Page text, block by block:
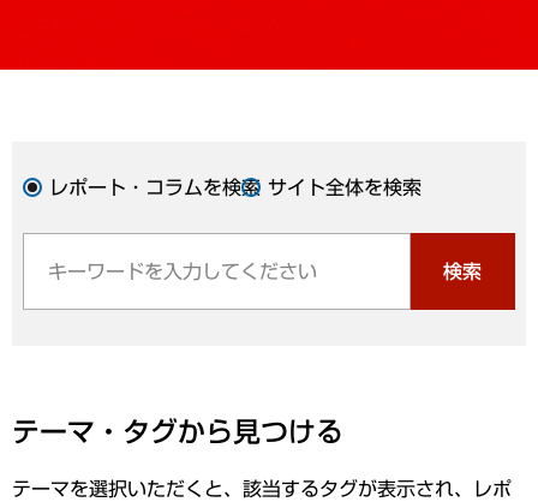
レポート・コラムを検索 サイト全体を検索
検索
テーマ・タグから見つける
テーマを選択いただくと、該当するタグが表示され、レポ